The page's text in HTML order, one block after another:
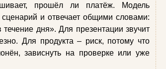
прошёл ли платёж. Модель
и отвечает общими словами:
дня». Для презентации звучит
Для продукта – риск, потому что
зависнуть на проверке или уже